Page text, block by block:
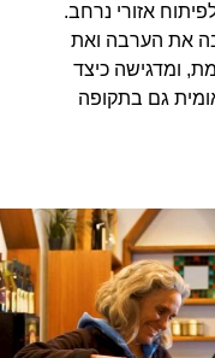
אזורי נרחב.
את הערבה ואת
ומדגישה כיצד
גם בתקופה